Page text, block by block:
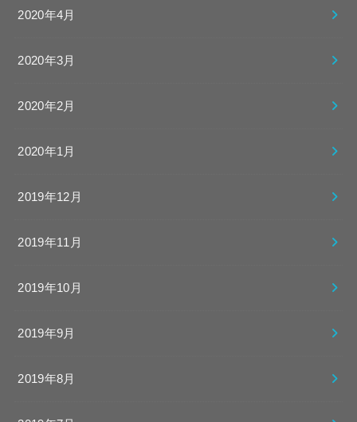
2020年4月
2020年3月
2020年2月
2020年1月
2019年12月
2019年11月
2019年10月
2019年9月
2019年8月